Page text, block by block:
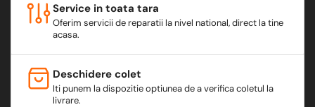
Service in toata tara
Oferim servicii de reparatii la nivel national, direct la tine
acasa.
Deschidere colet
Iti punem la dispozitie optiunea de a verifica coletul la
livrare.